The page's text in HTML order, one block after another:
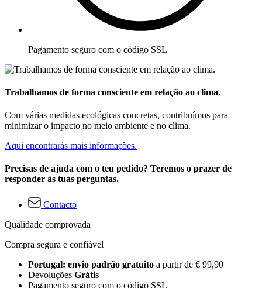
Pagamento seguro com o código SSL
Trabalhamos de forma consciente em relação ao clima.
Com várias medidas ecológicas concretas, contribuímos para
minimizar o impacto no meio ambiente e no clima.
Aqui encontrarás mais informações.
Precisas de ajuda com o teu pedido? Teremos o prazer de
responder às tuas perguntas.
Contacto
Qualidade comprovada
Compra segura e confiável
Portugal: envio padrão gratuito a partir de € 99,90
Devoluções Grátis
Pagamento seguro com o código SSL